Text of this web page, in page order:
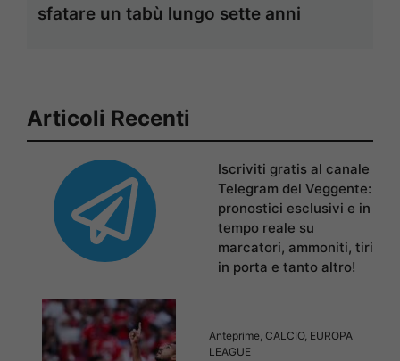
sfatare un tabù lungo sette anni
Articoli Recenti
Iscriviti gratis al canale
Telegram del Veggente:
pronostici esclusivi e in
tempo reale su
marcatori, ammoniti, tiri
in porta e tanto altro!
Anteprime, CALCIO, EUROPA
LEAGUE